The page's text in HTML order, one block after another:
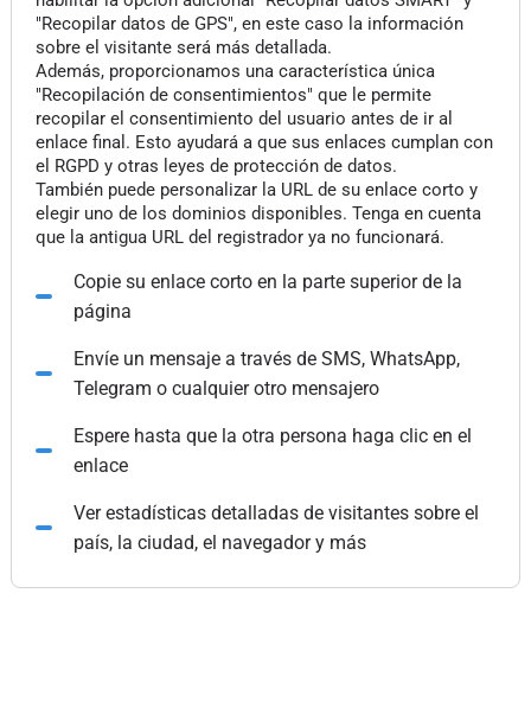
"Recopilar datos de GPS", en este caso la información
sobre el visitante será más detallada.
Además, proporcionamos una característica única
"Recopilación de consentimientos" que le permite
recopilar el consentimiento del usuario antes de ir al
enlace final. Esto ayudará a que sus enlaces cumplan con
el RGPD y otras leyes de protección de datos.
También puede personalizar la URL de su enlace corto y
elegir uno de los dominios disponibles. Tenga en cuenta
que la antigua URL del registrador ya no funcionará.
Copie su enlace corto en la parte superior de la
página
Envíe un mensaje a través de SMS, WhatsApp,
Telegram o cualquier otro mensajero
Espere hasta que la otra persona haga clic en el
enlace
Ver estadísticas detalladas de visitantes sobre el
país, la ciudad, el navegador y más